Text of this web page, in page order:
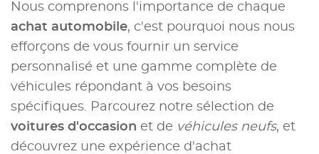
Nous comprenons l'importance de chaque
achat automobile, c'est pourquoi nous nous
efforçons de vous fournir un service
personnalisé et une gamme complète de
véhicules répondant à vos besoins
spécifiques. Parcourez notre sélection de
voitures d'occasion et de véhicules neufs, et
découvrez une expérience d'achat